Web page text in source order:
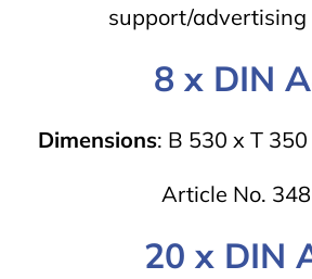
support/advertising
8 x DIN
Dimensions: B 530 x T
Article No.
20 x DIN